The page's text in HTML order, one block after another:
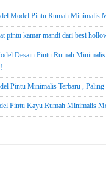
Model Pintu Rumah Minimalis
pintu kamar mandi dari besi
Desain Pintu Rumah
Pintu Minimalis Terbaru , Paling
Pintu Kayu Rumah Minimalis